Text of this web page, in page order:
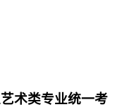
术类专业统一考